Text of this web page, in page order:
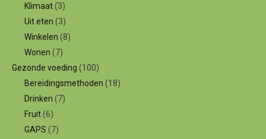
Klimaat(3)
Uit eten (3)
Winkelen (8)
Wonen (7)
Gezonde voeding (100)
Bereidingsmethoden (18)
Drinken (7)
Fruit(6)
GAPS (7)